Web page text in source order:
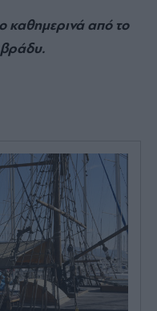
καθημερινά από το
βράδυ.